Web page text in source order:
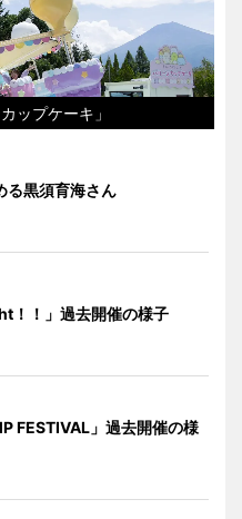
ップケーキ」
る黒須育海さん
！！」過去開催の様子
FESTIVAL」過去開催の様